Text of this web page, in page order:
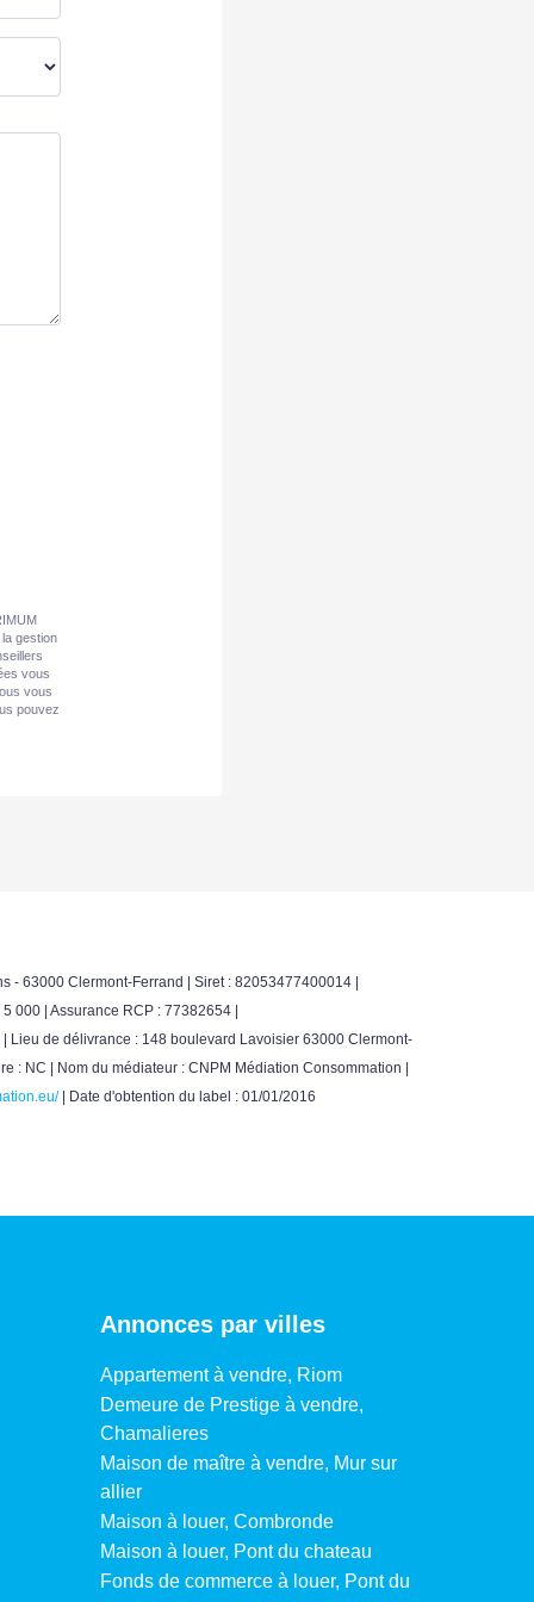
gestion
vous
vous
pouvez
- 63000 Clermont-Ferrand | Siret : 82053477400014 |
000 | Assurance RCP : 77382654 |
Lieu de délivrance : 148 boulevard Lavoisier 63000 Clermont-
: NC | Nom du médiateur : CNPM Médiation Consommation |
| Date d'obtention du label : 01/01/2016
Annonces par villes
Appartement à vendre, Riom
Demeure de Prestige à vendre,
Chamalieres
Maison de maître à vendre, Mur sur
allier
Maison à louer, Combronde
Maison à louer, Pont du chateau
Fonds de commerce à louer, Pont du